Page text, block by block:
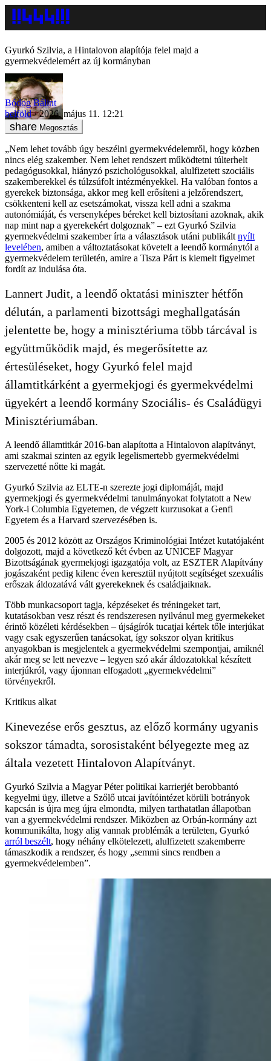
Gyurkó Szilvia, a Hintalovon alapítója felel majd a
gyermekvédelemért az új kormányban
Bódog Bálint
belföld
2026. május 11. 12:21
Megosztás
„Nem lehet tovább úgy beszélni gyermekvédelemről, hogy közben
nincs elég szakember. Nem lehet rendszert működtetni túlterhelt
pedagógusokkal, hiányzó pszichológusokkal, alulfizetett szociális
szakemberekkel és túlzsúfolt intézményekkel. Ha valóban fontos a
gyerekek biztonsága, akkor meg kell erősíteni a jelzőrendszert,
csökkenteni kell az esetszámokat, vissza kell adni a szakma
autonómiáját, és versenyképes béreket kell biztosítani azoknak, akik
nap mint nap a gyerekekért dolgoznak” – ezt Gyurkó Szilvia
gyermekvédelmi szakember írta a választások utáni publikált nyílt
levelében, amiben a változtatásokat követelt a leendő kormánytól a
gyermekvédelem területén, amire a Tisza Párt is kiemelt figyelmet
fordít az indulása óta.
Lannert Judit, a leendő oktatási miniszter hétfőn
délután, a parlamenti bizottsági meghallgatásán
jelentette be, hogy a minisztériuma több tárcával is
együttműködik majd, és megerősítette az
értesüléseket, hogy Gyurkó felel majd
államtitkárként a gyermekjogi és gyermekvédelmi
ügyekért a leendő kormány Szociális- és Családügyi
Minisztériumában.
A leendő államtitkár 2016-ban alapította a Hintalovon alapítványt,
ami szakmai szinten az egyik legelismertebb gyermekvédelmi
szervezetté nőtte ki magát.
Gyurkó Szilvia az ELTE-n szerezte jogi diplomáját, majd
gyermekjogi és gyermekvédelmi tanulmányokat folytatott a New
York-i Columbia Egyetemen, de végzett kurzusokat a Genfi
Egyetem és a Harvard szervezésében is.
2005 és 2012 között az Országos Kriminológiai Intézet kutatójaként
dolgozott, majd a következő két évben az UNICEF Magyar
Bizottságának gyermekjogi igazgatója volt, az ESZTER Alapítvány
jogászaként pedig kilenc éven keresztül nyújtott segítséget szexuális
erőszak áldozatává vált gyerekeknek és családjaiknak.
Több munkacsoport tagja, képzéseket és tréningeket tart,
kutatásokban vesz részt és rendszeresen nyilvánul meg gyermekeket
érintő közéleti kérdésekben – újságírók tucatjai kértek tőle interjúkat
vagy csak egyszerűen tanácsokat, így sokszor olyan kritikus
anyagokban is megjelentek a gyermekvédelmi szempontjai, amiknél
akár meg se lett nevezve – legyen szó akár áldozatokkal készített
interjúkról, vagy újonnan elfogadott „gyermekvédelmi”
törvényekről.
Kritikus alkat
Kinevezése erős gesztus, az előző kormány ugyanis
sokszor támadta, sorosistaként bélyegezte meg az
általa vezetett Hintalovon Alapítványt.
Gyurkó Szilvia a Magyar Péter politikai karrierjét berobbantó
kegyelmi ügy, illetve a Szőlő utcai javítóintézet körüli botrányok
kapcsán is újra meg újra elmondta, milyen tarthatatlan állapotban
van a gyermekvédelmi rendszer. Miközben az Orbán-kormány azt
kommunikálta, hogy alig vannak problémák a területen, Gyurkó
arról beszélt, hogy néhány elkötelezett, alulfizetett szakemberre
támaszkodik a rendszer, és hogy „semmi sincs rendben a
gyermekvédelemben”.